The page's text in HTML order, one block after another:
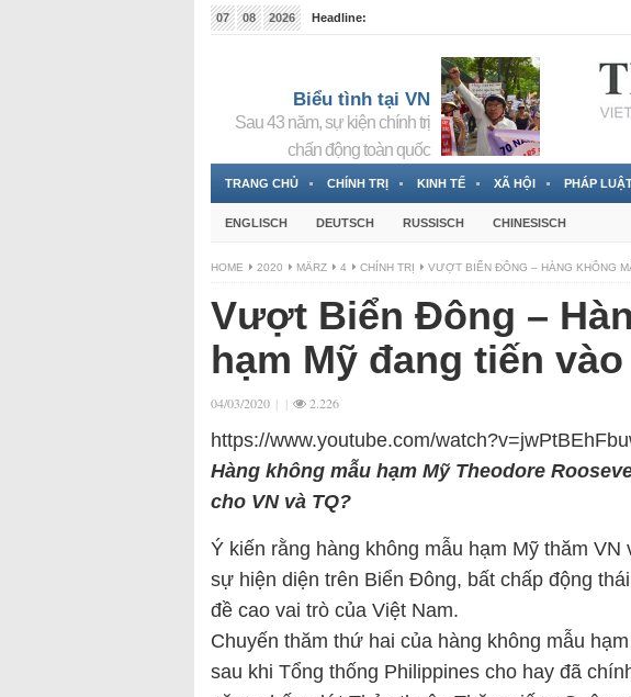
07 08 2026
Headline:
Biểu tình tại VN
Sau 43 năm, sự kiện chính trị
chấn động toàn quốc
TRANG CHỦ CHÍNH TRỊ KINH TẾ XÃ HỘI PHÁP
ENGLISCH DEUTSCH RUSSISCH CHINESISCH
HOME 2020 MÄRZ 4 CHÍNH TRỊ VƯỢT BIỂN ĐÔNG – HÀNG KHÔNG
Vượt Biển Đông –
hạm Mỹ đang tiến
04/03/2020 | | 2.226
https://www.youtube.com/
Hàng không mẫu hạm Mỹ Theodore
cho VN và TQ?
Ý kiến rằng hàng không mẫu hạm Mỹ thăm
sự hiện diện trên Biển Đông, bất chấp động
đề cao vai trò của Việt Nam.
Chuyến thăm thứ hai của hàng không mẫu
sau khi Tổng thống Philippines cho hay đã